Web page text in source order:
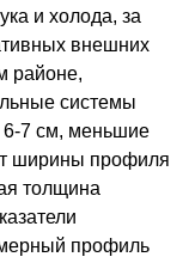
и холода, за
внешних
районе,
системы
6-7 см, меньшие
ширины профиля
толщина
профиль